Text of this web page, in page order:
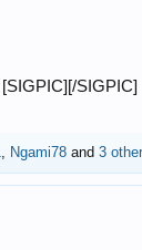
[SIGPIC][/SIGPIC]​
Ngami78 and 3